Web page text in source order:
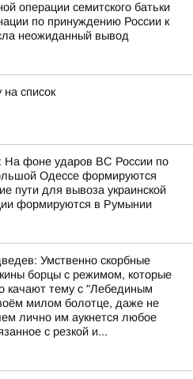
операции семитского батьки
по принуждению России к
неожиданный вывод
список
На фоне ударов ВС России по
Одессе формируются
пути для вывоза украинской
формируются в Румынии
Умственно скорбные
борцы с режимом, которые
качают тему с "Лебединым
милом болотце, даже не
лично им аукнется любое
с резкой и...